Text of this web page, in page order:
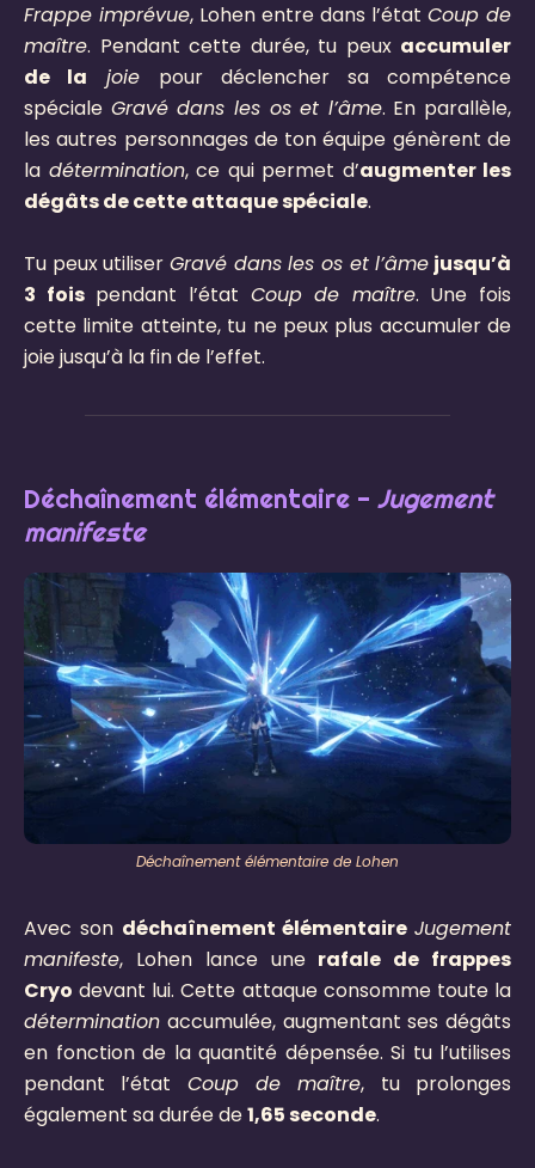
Frappe imprévue, Lohen entre dans l’état Coup de
maître. Pendant cette durée, tu peux accumuler
de la joie pour déclencher sa compétence
spéciale Gravé dans les os et l’âme. En parallèle,
les autres personnages de ton équipe génèrent de
la détermination, ce qui permet d’augmenter les
dégâts de cette attaque spéciale.
Tu peux utiliser Gravé dans les os et l’âme jusqu’à
3 foispendant l’état Coup de maître. Une fois
cette limite atteinte, tu ne peux plus accumuler de
joie jusqu’à la fin de l’effet.
Déchaînement élémentaire - Jugement
manifeste
Déchaînement élémentaire de Lohen
Avec son déchaînement élémentaire Jugement
manifeste, Lohen lance une rafale de frappes
Cryo devant lui. Cette attaque consomme toute la
détermination accumulée, augmentant ses dégâts
en fonction de la quantité dépensée. Si tu l’utilises
pendant l’état Coup de maître, tu prolonges
également sa durée de1,65 seconde.